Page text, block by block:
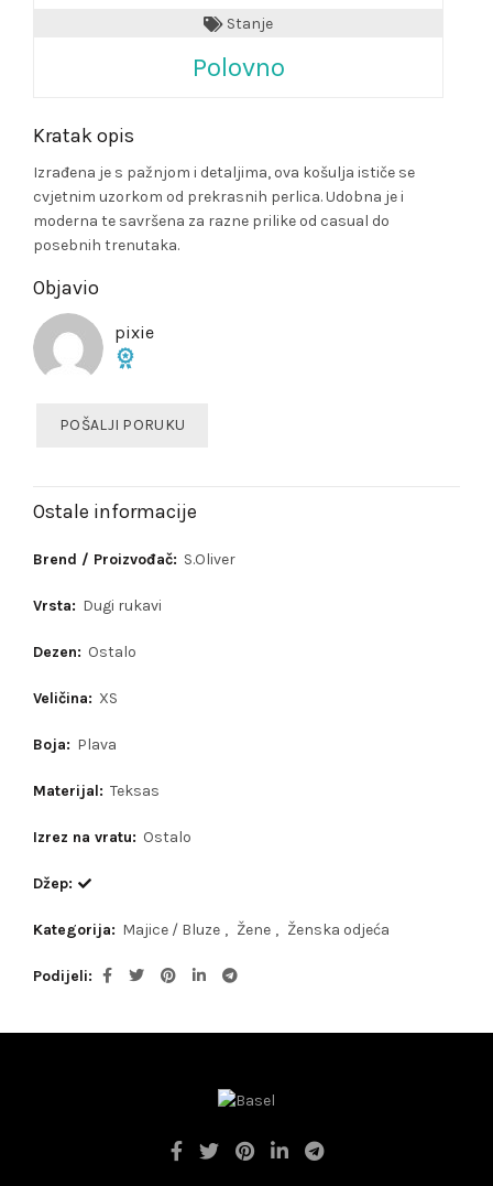
Stanje
Polovno
Kratak opis
Izrađena je s pažnjom i detaljima, ova košulja ističe se
cvjetnim uzorkom od prekrasnih perlica. Udobna je i
moderna te savršena za razne prilike od casual do
posebnih trenutaka.
Objavio
pixie
POŠALJI PORUKU
Ostale informacije
Brend / Proizvođač: S.Oliver
Vrsta: Dugi rukavi
Dezen: Ostalo
Veličina: XS
Boja: Plava
Materijal: Teksas
Izrez na vratu: Ostalo
Džep:
Kategorija: Majice / Bluze , Žene , Ženska odjeća
Podijeli